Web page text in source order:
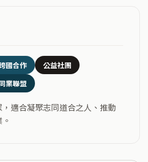
國合作
公益社團
業聯盟
適合凝聚志同道合之人、推動